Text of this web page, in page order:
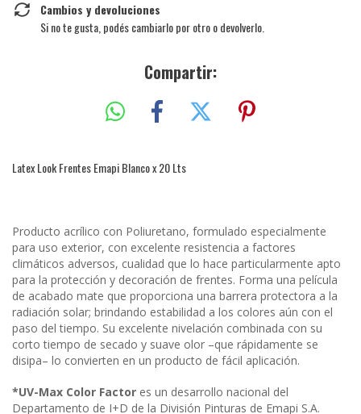
Cambios y devoluciones
Si no te gusta, podés cambiarlo por otro o devolverlo.
Compartir:
Latex Look Frentes Emapi Blanco x 20 Lts
Producto acrílico con Poliuretano, formulado especialmente
para uso exterior, con excelente resistencia a factores
climáticos adversos, cualidad que lo hace particularmente apto
para la protección y decoración de frentes. Forma una película
de acabado mate que proporciona una barrera protectora a la
radiación solar; brindando estabilidad a los colores aún con el
paso del tiempo. Su excelente nivelación combinada con su
corto tiempo de secado y suave olor –que rápidamente se
disipa– lo convierten en un producto de fácil aplicación.
*UV-Max Color Factor es un desarrollo nacional del
Departamento de I+D de la División Pinturas de Emapi S.A.